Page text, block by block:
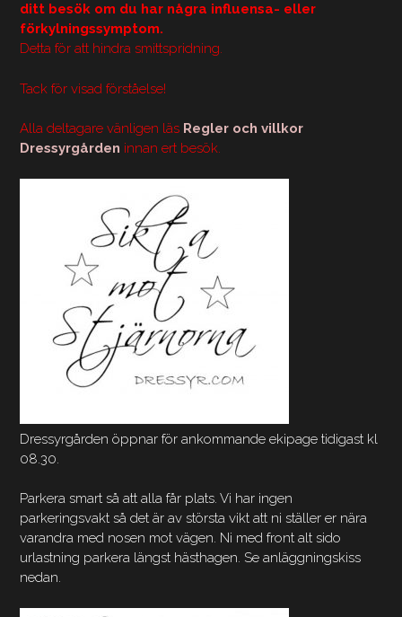
ditt besök om du har några influensa- eller
förkylningssymptom.
Detta för att hindra smittspridning.
Tack för visad förståelse!
Alla deltagare vänligen läs Regler och villkor
Dressyrgården innan ert besök.
Dressyrgården öppnar för ankommande ekipage tidigast kl
08.30.
Parkera smart så att alla får plats. Vi har ingen
parkeringsvakt så det är av största vikt att ni ställer er nära
varandra med nosen mot vägen. Ni med front alt sido
urlastning parkera längst hästhagen. Se anläggningskiss
nedan.